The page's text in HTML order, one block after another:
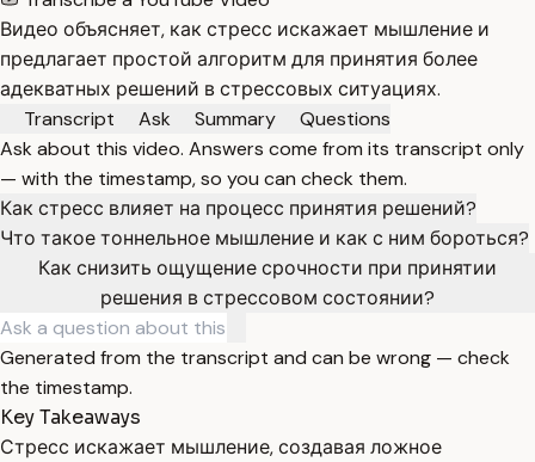
Видео объясняет, как стресс искажает мышление и
предлагает простой алгоритм для принятия более
адекватных решений в стрессовых ситуациях.
Transcript
Ask Summary
Questions
Ask about this video. Answers come from its transcript only
— with the timestamp, so you can check them.
Как стресс влияет на процесс принятия решений?
Что такое тоннельное мышление и как с ним бороться?
Как снизить ощущение срочности при принятии
решения в стрессовом состоянии?
Generated from the transcript and can be wrong — check
the timestamp.
Key Takeaways
Стресс искажает мышление, создавая ложное